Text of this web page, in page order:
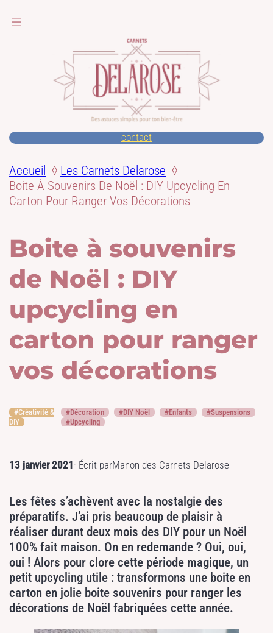
contact
Accueil
Les Carnets Delarose
Boite À Souvenirs De Noël : DIY Upcycling En
Carton Pour Ranger Vos Décorations
Boite à souvenirs
de Noël : DIY
upcycling en
carton pour ranger
vos décorations
Créativité &
DIY
Décoration DIY Noël Enfants
Suspensions
Upcycling
13 janvier 2021 · Écrit parManon des Carnets Delarose
Les fêtes s’achèvent avec la nostalgie des
préparatifs. J’ai pris beaucoup de plaisir à
réaliser durant deux mois des DIY pour un Noël
100% fait maison. On en redemande ? Oui, oui,
oui ! Alors pour clore cette période magique, un
petit upcycling utile : transformons une boite en
carton en jolie boite souvenirs pour ranger les
décorations de Noël fabriquées cette année.